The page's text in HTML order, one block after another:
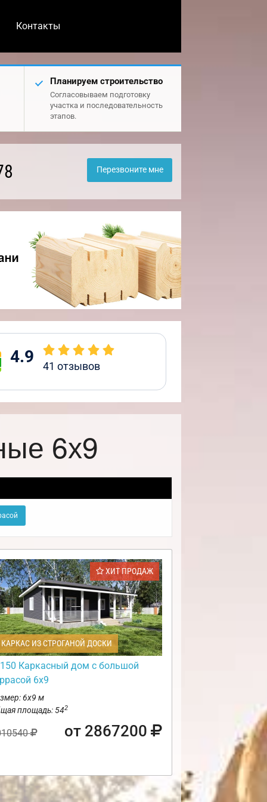
Контакты
Планируем строительство
Согласовываем подготовку
участка и последовательность
этапов.
Перезвоните мне
4.9 41 отзывов
6х9
ХИТ ПРОДАЖ
ИЗ СТРОГАНОЙ ДОСКИ
Каркасный дом с большой
6х9
6х9 м
площадь: 542
от 2867200